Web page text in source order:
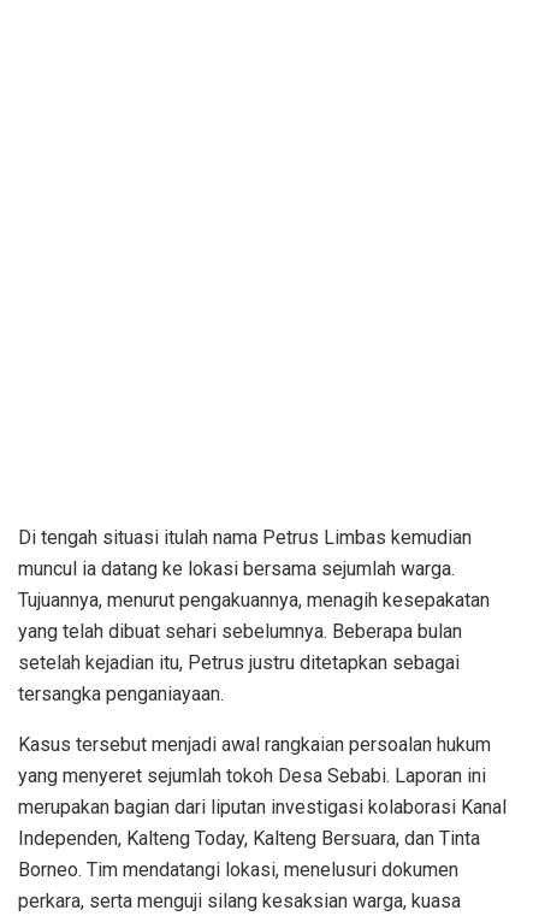
Di tengah situasi itulah nama Petrus Limbas kemudian
muncul ia datang ke lokasi bersama sejumlah warga.
Tujuannya, menurut pengakuannya, menagih kesepakatan
yang telah dibuat sehari sebelumnya. Beberapa bulan
setelah kejadian itu, Petrus justru ditetapkan sebagai
tersangka penganiayaan.
Kasus tersebut menjadi awal rangkaian persoalan hukum
yang menyeret sejumlah tokoh Desa Sebabi. Laporan ini
merupakan bagian dari liputan investigasi kolaborasi Kanal
Independen, Kalteng Today, Kalteng Bersuara, dan Tinta
Borneo. Tim mendatangi lokasi, menelusuri dokumen
perkara, serta menguji silang kesaksian warga, kuasa